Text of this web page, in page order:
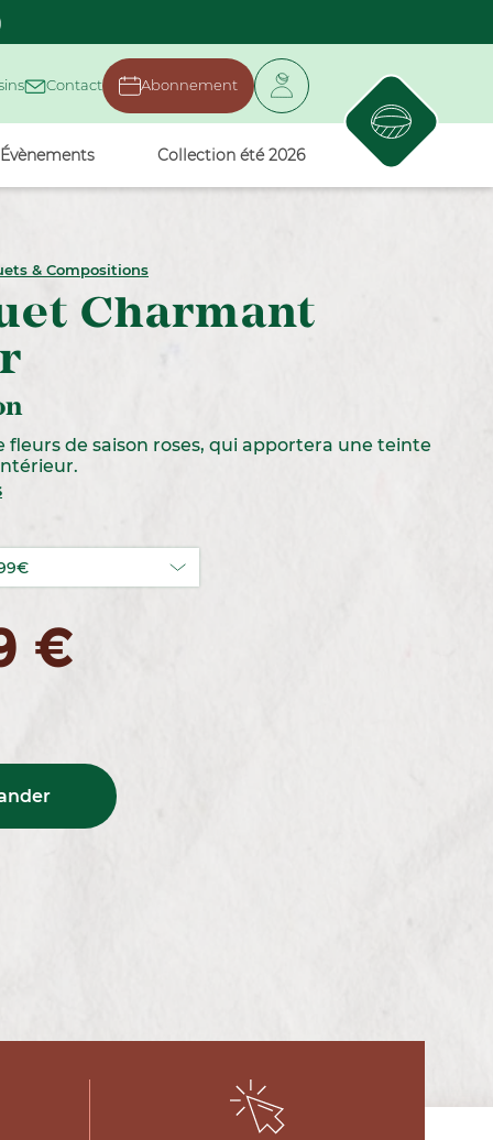
Contact Abonnement
Évènements Collection été 2026
& Compositions
Charmant
fleurs de saison roses, qui apportera une teinte
€